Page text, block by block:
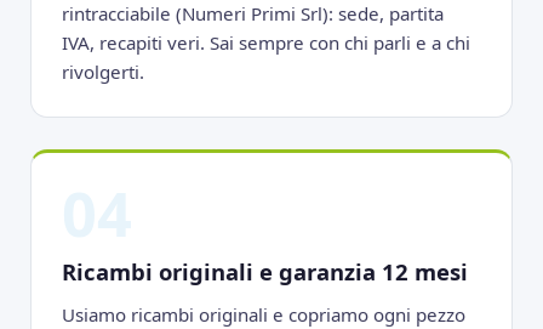
rintracciabile (Numeri Primi Srl): sede, partita
IVA, recapiti veri. Sai sempre con chi parli e a chi
rivolgerti.
Ricambi originali e garanzia 12 mesi
Usiamo ricambi originali e copriamo ogni pezzo